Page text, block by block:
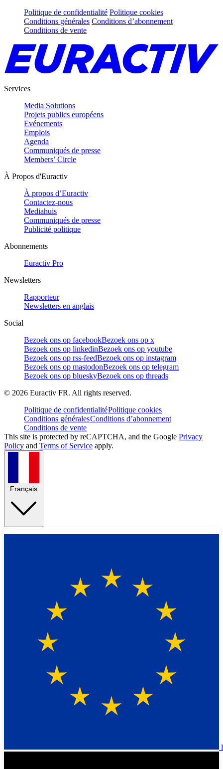
Politique de confidentialité Politique cookies
Conditions générales Conditions d’abonnement
Conditions de vente
Services
Media Solutions
Projets publics européens
Evénements
Emplois
Agenda
Communiqués de presse
Members’ Circle
À Propos d'Euractiv
À propos d’Euractiv
Contactez-nous
Mediahuis
Communiqués de presse
Publicité politique
Abonnements
Euractiv Pro
Newsletters
Rapporteur
Newsletters en anglais
Social
Bezoek ons op facebookBezoek ons op x
Bezoek ons op linkedinBezoek ons op youtube
Bezoek ons op rss-feedBezoek ons op instagram
Bezoek ons op mastodonBezoek ons op telegram
Bezoek ons op blueskyBezoek ons op threads
© 2026 Euractiv FR. All rights reserved.
Politique de confidentialitéPolitique cookies
Conditions généralesConditions d’abonnement
Conditions de vente
This site is protected by reCAPTCHA, and the Google Privacy
Policy and Terms of Service apply.
Français